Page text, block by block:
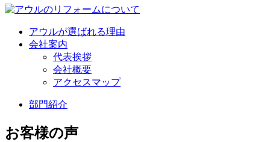
アウルが選ばれる理由
会社案内
代表挨拶
会社概要
アクセスマップ
部門紹介
お客様の声